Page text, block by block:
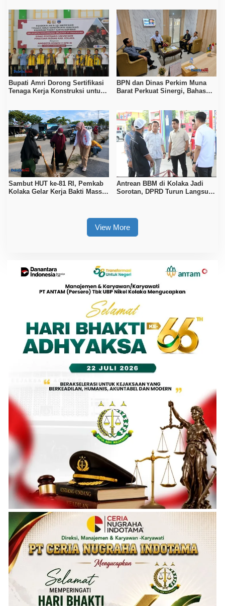
Bupati Amri Dorong Sertifikasi
Tenaga Kerja Konstruksi untuk
BPN dan Dinas Perkim Muna
Barat Perkuat Sinergi, Bahas
Sambut HUT ke-81 RI, Pemkab
Kolaka Gelar Kerja Bakti Massal
Antrean BBM di Kolaka Jadi
Sorotan, DPRD Turun Langsung
View More